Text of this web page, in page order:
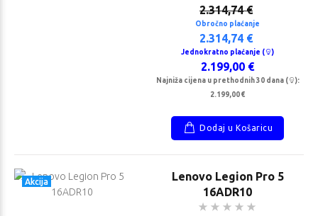
2.314,74 €
Obročno plaćanje
2.314,74 €
Jednokratno plaćanje ( )
2.199,00 €
Najniža cijena u prethodnih 30 dana (
):
2.199,00 €
Dodaj u Košaricu
Akcija
Lenovo Legion Pro 5
16ADR10